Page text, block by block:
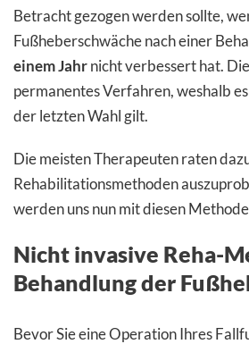
Betracht gezogen werden sollte,
Fußheberschwäche nach einer
einem Jahrnicht verbessert hat.
permanentes Verfahren, weshalb
der letzten Wahl gilt.
Die meisten Therapeuten raten
Rehabilitationsmethoden
werden uns nun mit diesen
Nicht invasive Reha-
Behandlung der
Bevor Sie eine Operation Ihres